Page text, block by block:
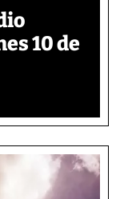
10 de